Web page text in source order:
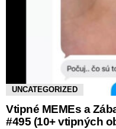
UNCATEGORIZED
Vtipné MEMEs a
#495 (10+ vtipných